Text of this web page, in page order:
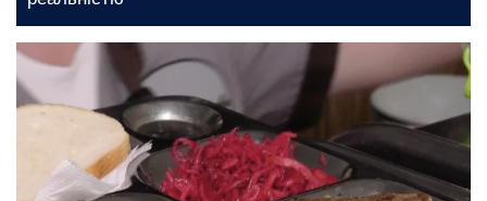
сьогодні, 05:00